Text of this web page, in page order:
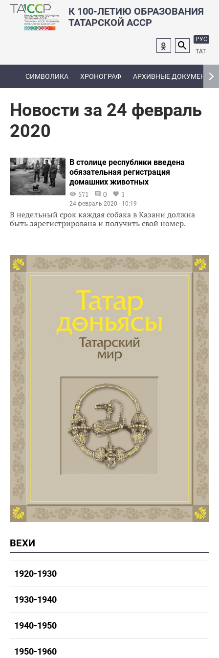
К 100-ЛЕТИЮ ОБРАЗОВАНИЯ
ТАТАРСКОЙ АССР
РУС
ТАТ
СИМВОЛИКА ХРОНОГРАФ АРХИВНЫЕ ДОКУМЕНТЫ
Новости за 24 февраль
2020
В столице республики введена
обязательная регистрация
домашних животных
571
0 1
24 февраль 2020 - 10:19
В недельный срок каждая собака в Казани должна
быть зарегистрирована и получить свой номер.
ВЕХИ
1920-1930
1920-1930 история
1920-1930 культура
1930-1940
1930-1940 история
1930-1940 культура
1940-1950
1940-1950 быт
1950-1960